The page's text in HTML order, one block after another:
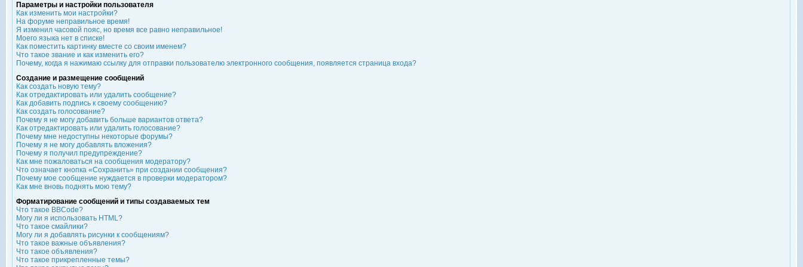
Параметры и настройки пользователя
Как изменить мои настройки?
На форуме неправильное время!
Я изменил часовой пояс, но время все равно неправильное!
Моего языка нет в списке!
Как поместить картинку вместе со своим именем?
Что такое звание и как изменить его?
Почему, когда я нажимаю ссылку для отправки пользователю электронного сообщения, появляется страница входа?
Создание и размещение сообщений
Как создать новую тему?
Как отредактировать или удалить сообщение?
Как добавить подпись к своему сообщению?
Как создать голосование?
Почему я не могу добавить больше вариантов ответа?
Как отредактировать или удалить голосование?
Почему мне недоступны некоторые форумы?
Почему я не могу добавлять вложения?
Почему я получил предупреждение?
Как мне пожаловаться на сообщения модератору?
Что означает кнопка «Сохранить» при создании сообщения?
Почему мое сообщение нуждается в проверки модератором?
Как мне вновь поднять мою тему?
Форматирование сообщений и типы создаваемых тем
Что такое BBCode?
Могу ли я использовать HTML?
Что такое смайлики?
Могу ли я добавлять рисунки к сообщениям?
Что такое важные объявления?
Что такое объявления?
Что такое прикрепленные темы?